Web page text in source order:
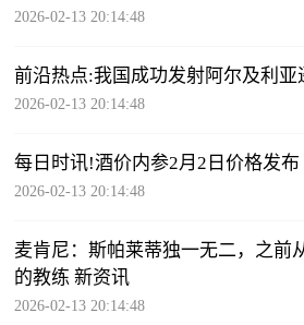
2026-02-13 20:14:48
前沿热点:我国成功发射阿尔及利亚
2026-02-13 20:14:48
每日时讯!酒价内参2月2日价格发
2026-02-13 20:14:48
麦肯尼：斯帕莱蒂独一无二，之前
的教练 新资讯
2026-02-13 20:14:48